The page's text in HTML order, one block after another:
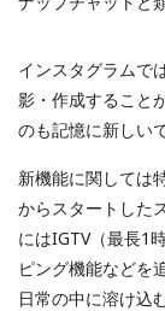
インスタグラムで
影・作成すること
のも記憶に新しいで
新機能に関しては
からスタートした
にはIGTV（最長1
ピング機能などを
日常の中に溶け込